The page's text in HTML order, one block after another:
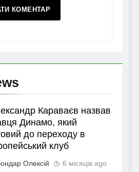
Караваєв назвав
Динамо, який
до переходу в
клуб
Олексій 6 місяців ago